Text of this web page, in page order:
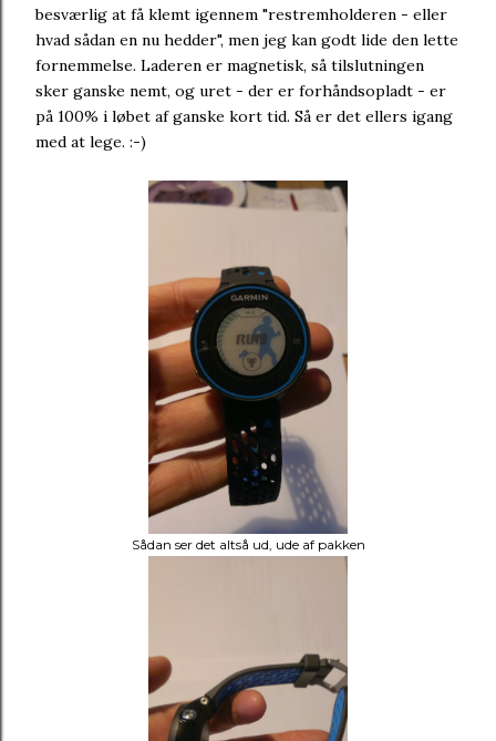
besværlig at få klemt igennem "restremholderen - eller
hvad sådan en nu hedder", men jeg kan godt lide den lette
fornemmelse. Laderen er magnetisk, så tilslutningen
sker ganske nemt, og uret - der er forhåndsopladt - er
på 100% i løbet af ganske kort tid. Så er det ellers igang
med at lege. :-)
Sådan ser det altså ud, ude af pakken